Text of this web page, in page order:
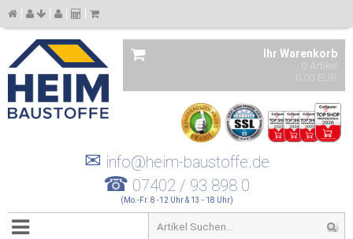
Ihr Warenkorb
0 Artikel
0,00 EUR
✉ info@heim-baustoffe.de
☎ 07402 / 93 898 0
(Mo.-Fr. 8 -12 Uhr & 13 - 18 Uhr)